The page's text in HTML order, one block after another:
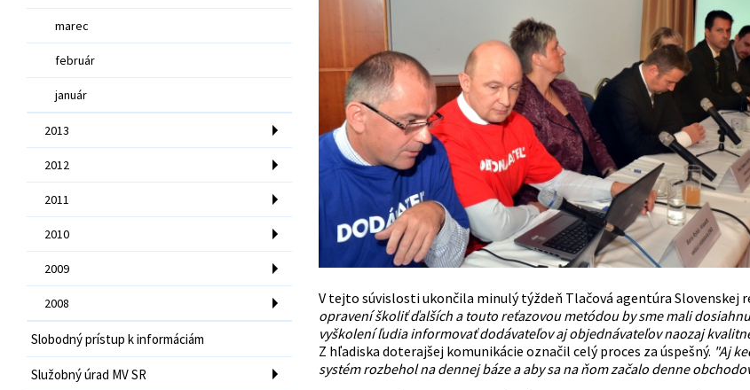
marec
február
január
2013
2012
2011
2010
2009
2008
Slobodný prístup k informáciám
Služobný úrad MV SR
V tejto súvislosti ukončila minulý týždeň Tlačová agentúra Slovenskej
opravení školiť ďalších a touto reťazovou metódou by sme mali
vyškolení ľudia informovať dodávateľov aj objednávateľov naozaj
Z hľadiska doterajšej komunikácie označil celý proces za úspešný. "Aj
systém rozbehol na dennej báze a aby sa na ňom začalo denne